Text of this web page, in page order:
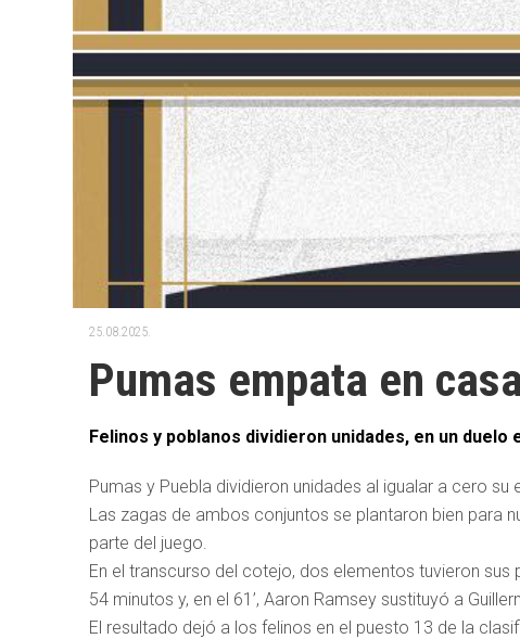
25.08.2025.
Pumas empata en
Felinos y poblanos dividieron unidades, en un
Pumas y Puebla dividieron unidades al igualar a cero
Las zagas de ambos conjuntos se plantaron bien para
parte del juego.
En el transcurso del cotejo, dos elementos tuvieron
54 minutos y, en el 61’, Aaron Ramsey sustituyó a
El resultado dejó a los felinos en el puesto 13 de la